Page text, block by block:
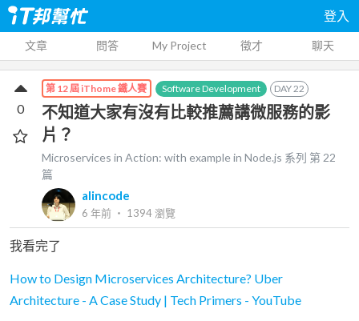
登入
文章 問答 My Project 徵才 聊天
第 12 屆 iThome 鐵人賽 Software Development DAY22
不知道大家有沒有比較推薦講微服務的影
片？
Microservices in Action: with example in Node.js 系列 第22
篇
alincode
6 年前 ‧ 1394瀏覽
0
我看完了
How to Design Microservices Architecture? Uber
Architecture - A Case Study | Tech Primers - YouTube